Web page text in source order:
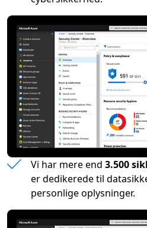
Vi har mere end 3.500
er dedikerede til
personlige oplysninger.